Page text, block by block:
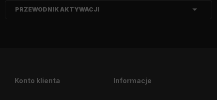
PRZEWODNIK AKTYWACJI
Konto klienta Informacje